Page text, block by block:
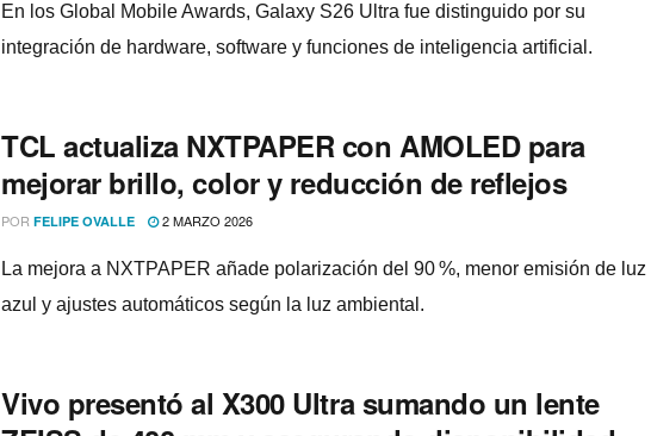
En los Global Mobile Awards, Galaxy S26 Ultra fue distinguido por su
integración de hardware, software y funciones de inteligencia artificial.
TCL actualiza NXTPAPER con AMOLED para
mejorar brillo, color y reducción de reflejos
POR FELIPE OVALLE 2 MARZO 2026
La mejora a NXTPAPER añade polarización del 90 %, menor emisión de luz
azul y ajustes automáticos según la luz ambiental.
Vivo presentó al X300 Ultra sumando un lente